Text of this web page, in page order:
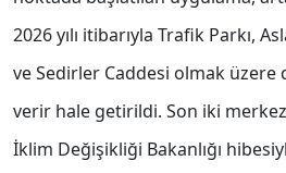
2026 yılı itibarıyla Trafik Parkı,
ve Sedirler Caddesi olmak
verir hale getirildi. Son iki
İklim Değişikliği Bakanlığı